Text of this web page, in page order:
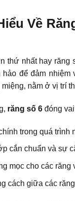
Về
thứ nhất hay răng
hảo để đảm
nằm ở vị trí
răng số 6 đóng
trong quá trình
cắn chuẩn và sự
mọc cho các răng
cách giữa các